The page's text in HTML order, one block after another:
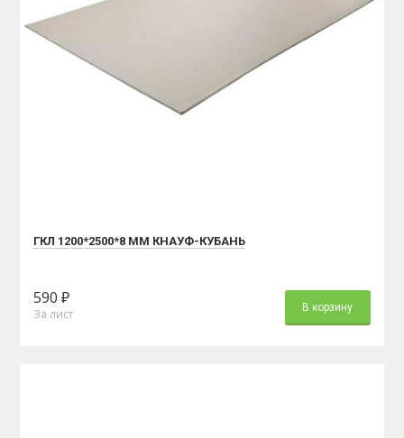
ГКЛ 1200*2500*8 ММ КНАУФ-КУБАНЬ
590 ₽
За лист В корзину